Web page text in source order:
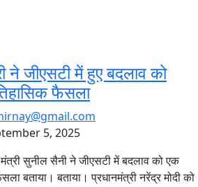
ने जीएसटी में हुए बदलाव को
फैसला
5, 2025
मंत्री सुनील सैनी ने जीएसटी में बदलाव को एक
बताया। बताया। प्रधानमंत्री नरेंद्र मोदी को